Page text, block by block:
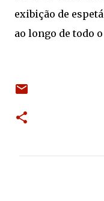
exibição de
ao longo de todo